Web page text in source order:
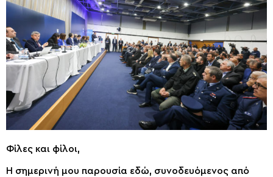
Φίλες και φίλοι,
Η σημερινή μου παρουσία εδώ, συνοδευόμενος από